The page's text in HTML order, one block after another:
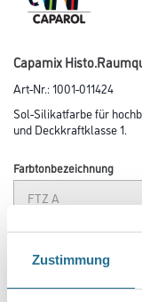
Zustimmung
Capamix
Art-Nr.:1001-011424
Sol-Silikatfarbe für
und Deckkraftklasse 1.
Farbtonbezeichnung
Glanzgrad